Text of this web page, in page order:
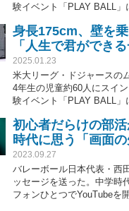
験イベント「PLAY BALL
身長175cm、壁を
「人生で君ができ
2025.01.23
米大リーグ・ドジャースの
4年生の児童約60人にスイ
験イベント「PLAY BALL
初心者だらけの部
時代に思う「画面
2023.09.27
バレーボール日本代表・西
ッセージを送った。中学時
フォンひとつでYouTubeを